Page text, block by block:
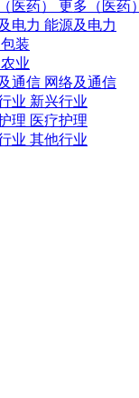
更多（医药）
能源及电力
包装
农业
网络及通信
新兴行业
医疗护理
其他行业